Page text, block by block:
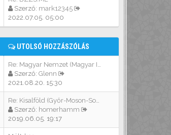
Szerző: mark12345
2022.07.05. 05:00
UTOLSÓ HOZZÁSZÓLÁS
Re: Magyar Nemzet (Magyar Idő…
Szerző: Glenn
2021.08.20. 15:30
Re: Kisalföld (Győr-Moson-Sop…
Szerző: homerhamm
2019.06.05. 19:17